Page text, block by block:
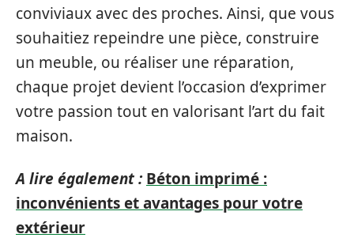
conviviaux avec des proches. Ainsi, que vous
souhaitiez repeindre une pièce, construire
un meuble, ou réaliser une réparation,
chaque projet devient l’occasion d’exprimer
votre passion tout en valorisant l’art du fait
maison.
A lire également : Béton imprimé :
inconvénients et avantages pour votre
extérieur